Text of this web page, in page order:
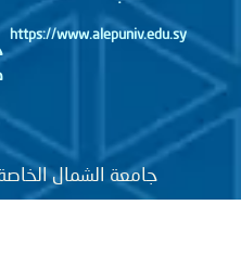
https://www.alepuniv.edu.sy
جامعة
دمشق
جامعة الشمال الخاصة | Copyright © 2026